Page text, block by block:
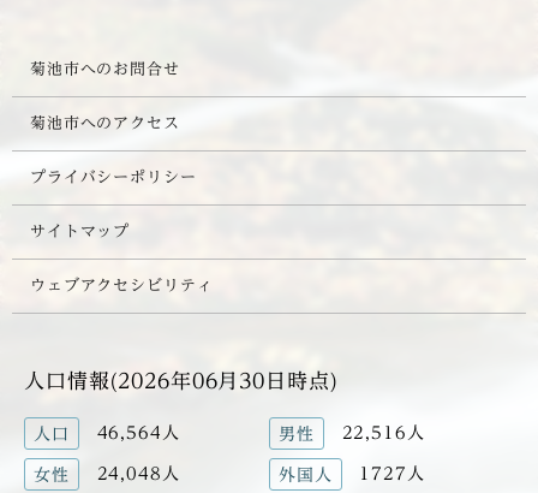
菊池市へのお問合せ
菊池市へのアクセス
プライバシーポリシー
サイトマップ
ウェブアクセシビリティ
人口情報(2026年06月30日時点)
人口 46,564人 男性 22,516人
女性 24,048人 外国人 1727人